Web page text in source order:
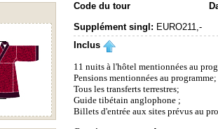
Code du tour
Supplément singl: EURO211,-
Inclus
11 nuits à l'hôtel mentionnées au
Pensions mentionnées au programme;
Tous les transferts terrestres;
Guide tibétain anglophone ;
Billets d'entrée aux sites prévus au